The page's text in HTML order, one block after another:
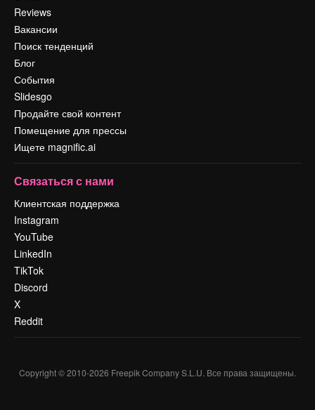
Reviews
Вакансии
Поиск тенденций
Блог
События
Slidesgo
Продайте свой контент
Помещение для прессы
Ищете magnific.ai
Связаться с нами
Клиентская поддержка
Instagram
YouTube
LinkedIn
TikTok
Discord
X
Reddit
Copyright © 2010-2026 Freepik Company S.L.U. Все права защищены.